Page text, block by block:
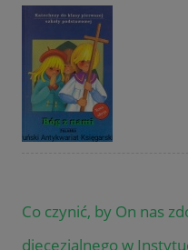
Co czynić, by On nas
diecezjalnego w